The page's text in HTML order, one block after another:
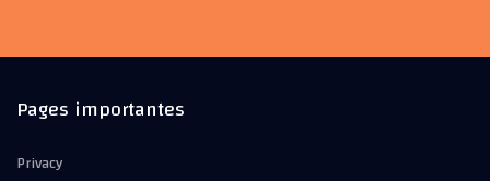
Pages importantes
Privacy